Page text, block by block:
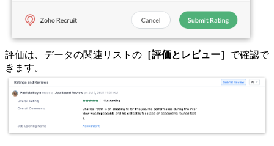
評価は、データの関連リストの ［評価とレビュー］ で確認で
きます。